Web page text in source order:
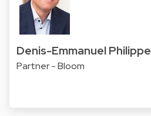
Denis-Emmanuel Philippe
Partner - Bloom